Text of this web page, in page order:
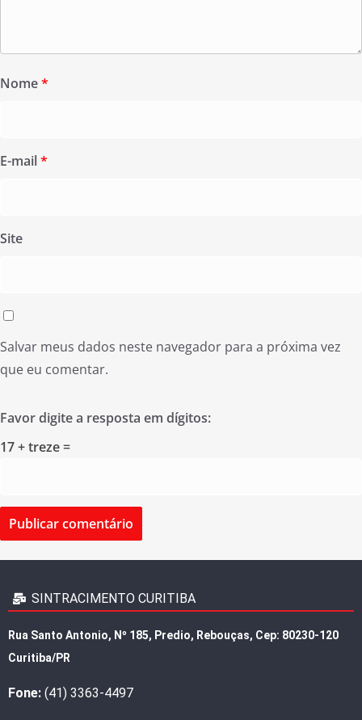
Nome*
E-mail*
Site
Salvar meus dados neste navegador para a próxima vez
que eu comentar.
Favor digite a resposta em dígitos:
17 + treze =
SINTRACIMENTO CURITIBA
Rua Santo Antonio, Nº 185, Predio, Rebouças, Cep: 80230-120
Curitiba/PR
Fone: (41) 3363-4497